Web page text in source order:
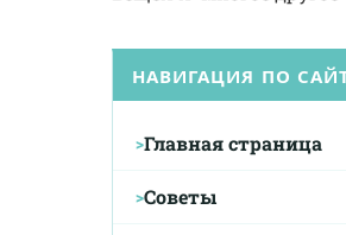
НАВИГАЦИЯ ПО
Главная страница
Советы